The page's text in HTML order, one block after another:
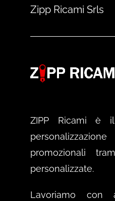
Zipp Ricami Srls
ZIPP Ricami è il
promozionali
personalizzate.
Lavoriamo con